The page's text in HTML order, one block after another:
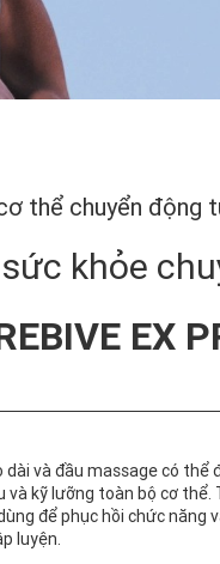
thể chuyển động
khỏe
EX
và đầu massage có thể
và kỹ lưỡng toàn bộ cơ
để phục hồi chức năng
luyện.